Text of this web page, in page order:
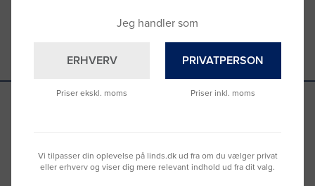
Jeg handler som
ERHVERV
Priser ekskl. moms
PRIVATPERSON
Priser inkl. moms
Vi tilpasser din oplevelse på linds.dk ud fra om du vælger privat
eller erhverv og viser dig mere relevant indhold ud fra dit valg.